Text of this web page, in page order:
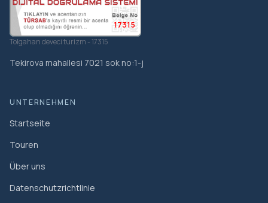
17315
Tolgahan deveci turizm - 17315
Tekirova mahallesi 7021 sok no:1-j
UNTERNEHMEN
Startseite
Touren
Über uns
Datenschutzrichtlinie